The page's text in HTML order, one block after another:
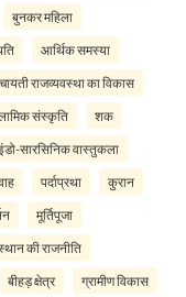
बुनकर महिला
आर्थिक समस्या
राजव्यवस्था का विकास
संस्कृति शक
सारसिनिक वास्तुकला
पर्दाप्रथा कुरान
मूर्तिपूजा
की राजनीति
बीहड़ क्षेत्र ग्रामीण विकास